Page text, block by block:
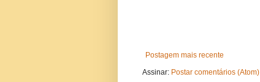
Postagem mais recente
Assinar: Postar comentários (Atom)